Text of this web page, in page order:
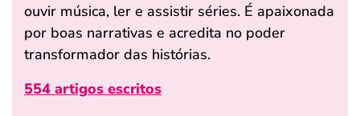
ouvir música, ler e assistir séries. É apaixonada
por boas narrativas e acredita no poder
transformador das histórias.
554 artigos escritos